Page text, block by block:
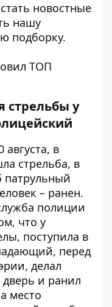
новостные
нашу
подборку.
ТОП
стрельбы у
в
стрельба, в
патрульный
– ранен.
полиции
что у
поступила в
перед
делал
дверь и ранил
место